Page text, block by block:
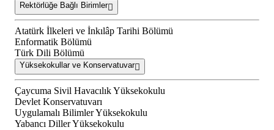
Rektörlüğe Bağlı Birimler
Atatürk İlkeleri ve İnkılâp Tarihi Bölümü
Enformatik Bölümü
Türk Dili Bölümü
Yüksekokullar ve Konservatuvar
Çaycuma Sivil Havacılık Yüksekokulu
Devlet Konservatuvarı
Uygulamalı Bilimler Yüksekokulu
Yabancı Diller Yüksekokulu